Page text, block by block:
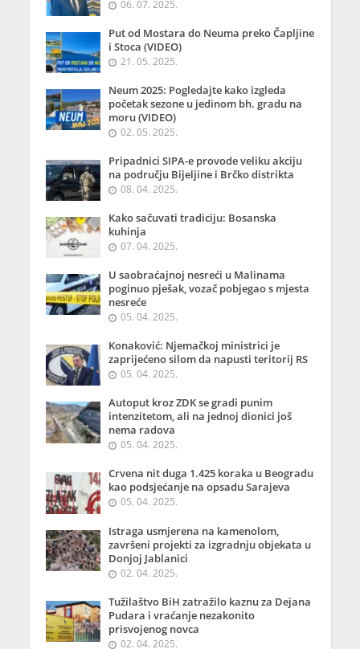
06. 07. 2025.
Put od Mostara do Neuma preko Čapljine
i Stoca (VIDEO)
21. 05. 2025.
Neum 2025: Pogledajte kako izgleda
početak sezone u jedinom bh. gradu na
moru (VIDEO)
02. 05. 2025.
Pripadnici SIPA-e provode veliku akciju
na području Bijeljine i Brčko distrikta
08. 04. 2025.
Kako sačuvati tradiciju: Bosanska
kuhinja
07. 04. 2025.
U saobraćajnoj nesreći u Malinama
poginuo pješak, vozač pobjegao s mjesta
nesreće
05. 04. 2025.
Konaković: Njemačkoj ministrici je
zaprijećeno silom da napusti teritorij RS
05. 04. 2025.
Autoput kroz ZDK se gradi punim
intenzitetom, ali na jednoj dionici još
nema radova
05. 04. 2025.
Crvena nit duga 1.425 koraka u Beogradu
kao podsjećanje na opsadu Sarajeva
05. 04. 2025.
Istraga usmjerena na kamenolom,
završeni projekti za izgradnju objekata u
Donjoj Jablanici
02. 04. 2025.
Tužilaštvo BiH zatražilo kaznu za Dejana
Pudara i vraćanje nezakonito
prisvojenog novca
02. 04. 2025.